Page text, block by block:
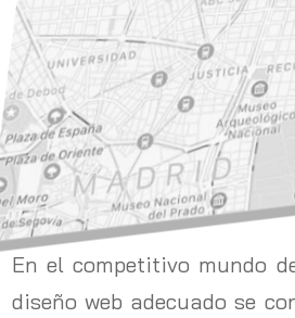
En el competitivo mundo
diseño web adecuado se